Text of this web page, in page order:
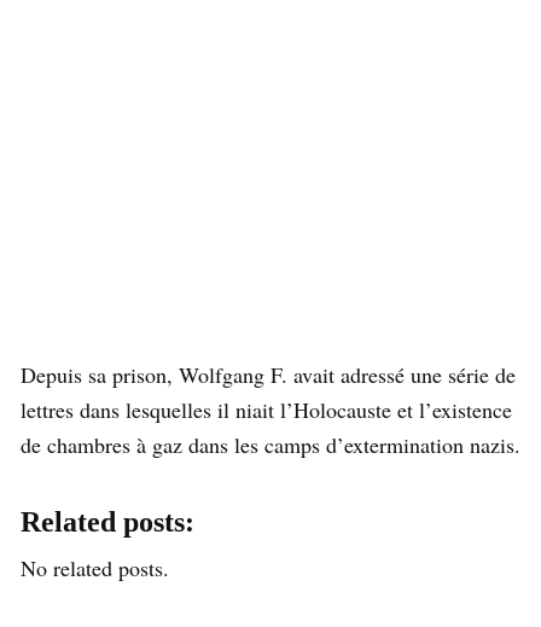
Depuis sa prison, Wolfgang F. avait adressé une série de
lettres dans lesquelles il niait l’Holocauste et l’existence
de chambres à gaz dans les camps d’extermination nazis.
Related posts:
No related posts.